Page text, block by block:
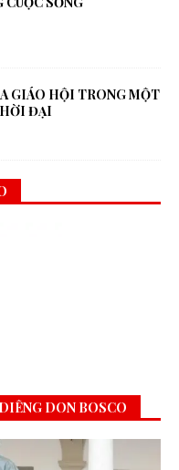
GIÁO HỘI TRONG MỘT
ĐẠI
DON BOSCO